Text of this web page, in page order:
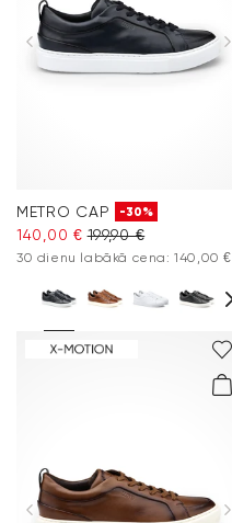
METRO CAP -30%
140,00 € 199,90 €
30 dienu labākā cena: 140,00 €